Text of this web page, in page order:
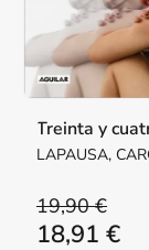
Treinta y
LAPAUSA,
19,90 €
18,91 €